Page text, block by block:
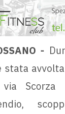
-
stata
Scorza